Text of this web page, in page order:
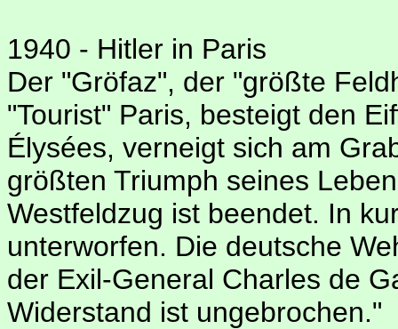
1940 - Hitler in Paris
Der "Gröfaz", der "größte
"Tourist" Paris, besteigt den
Élysées, verneigt sich am
größten Triumph seines
Westfeldzug ist beendet. In
unterworfen. Die deutsche
der Exil-General Charles de
Widerstand ist ungebrochen."